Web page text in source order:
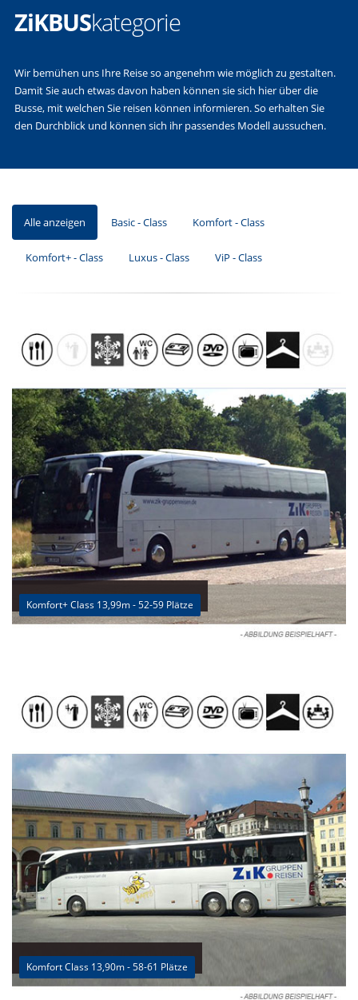
ZiKBUSkategorie
Wir bemühen uns Ihre Reise so angenehm wie möglich zu gestalten.
Damit Sie auch etwas davon haben können sie sich hier über die
Busse, mit welchen Sie reisen können informieren. So erhalten Sie
den Durchblick und können sich ihr passendes Modell aussuchen.
Alle anzeigen Basic - Class Komfort - Class
Komfort+ - Class Luxus - Class ViP - Class
Komfort+ Class 13,99m - 52-59 Plätze
Komfort Class 13,90m - 58-61 Plätze